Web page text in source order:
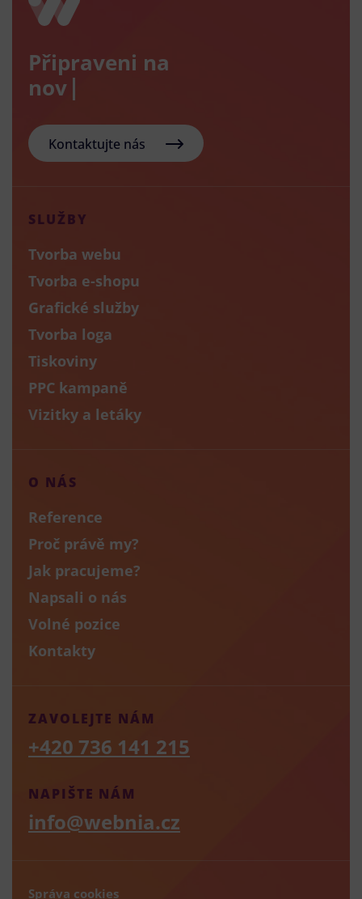
Připraveni na
nový e-
Kontaktujte nás
SLUŽBY
Tvorba webu
Tvorba e-shopu
Grafické služby
Tvorba loga
Tiskoviny
PPC kampaně
Vizitky a letáky
O NÁS
Reference
Proč právě my?
Jak pracujeme?
Napsali o nás
Volné pozice
Kontakty
NAPIŠTE NÁM
info@webnia.cz
ZAVOLEJTE NÁM
+420 736 141 215
Správa cookies